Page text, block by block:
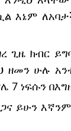
እኔም
ጊዜ ክብር
ዘመን ሁሉ
7 ነፍሱን
ይሁን